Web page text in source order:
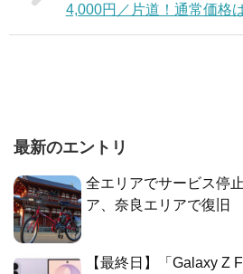
4,000円／片道！通常価格
最新のエントリ
全エリアでサービス停
ア、奈良エリアで復旧
【最終日】「Galaxy Z